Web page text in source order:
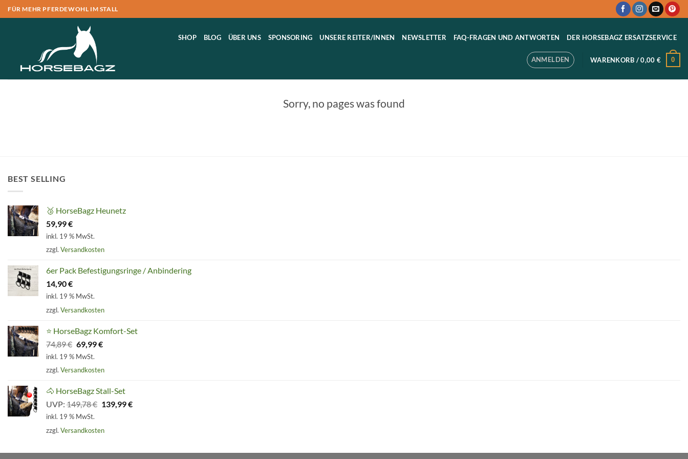
Zum
Inhalt
FÜR MEHR PFERDEWOHL IM STALL
SHOP BLOG ÜBER UNS SPONSORING UNSERE REITER/INNEN NEWSLETTER FAQ-FRAGEN UND ANTWORTEN DER HORSEBAGZ ERSATZSERVICE
ANMELDEN WARENKORB /0,00 € 0
Sorry, no pages was found
BEST SELLING
🥉 HorseBagz Heunetz
59,99€
inkl. 19 % MwSt.
zzgl. Versandkosten
6er Pack Befestigungsringe / Anbindering
14,90€
inkl. 19 % MwSt.
zzgl. Versandkosten
⭐ HorseBagz Komfort-Set
74,89€ Ursprünglicher
Preis
74,89 €
69,99€Aktueller
69,99 €.
inkl. 19 % MwSt.
zzgl. Versandkosten
🐴 HorseBagz Stall-Set
UVP: 149,78€ Ursprünglicher
149,78 €
139,99€Aktueller
inkl. 19 % MwSt.
zzgl. Versandkosten